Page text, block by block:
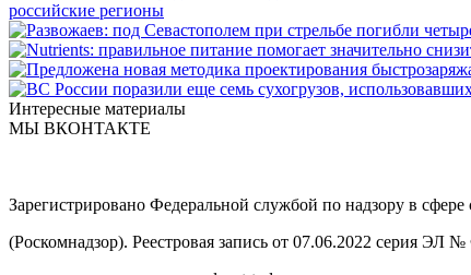
российские регионы
Интересные материалы
МЫ ВКОНТАКТЕ
Зарегистрировано Федеральной службой по надзору в
(Роскомнадзор). Реестровая запись от 07.06.2022 серия